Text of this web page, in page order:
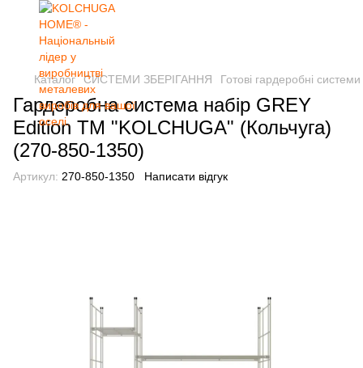
Каталог СИСТЕМИ ЗБЕРІГАННЯ Готові гардеробні системи
Гардеробна система набір GREY
Edition ТМ "KOLCHUGA" (Кольчуга)
(270-850-1350)
Артикул: 270-850-1350 Написати відгук